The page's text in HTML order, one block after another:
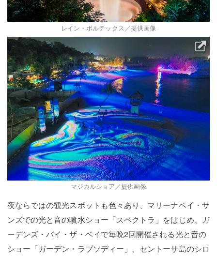
レイン・ボルテックス／提供画像
マジカルショア／提供画像
夜ならではの観光スポットも色々あり、マリーナベイ・サ
ンズでの光と音の噴水ショー「スペクトラ」をはじめ、ガ
ーデンズ・バイ・ザ・ベイで毎晩2回開催される光と音の
ショー「ガーデン・ラプソディー」、セントーサ島のシロ